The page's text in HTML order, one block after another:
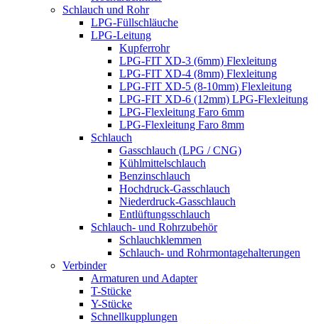
Schlauch und Rohr
LPG-Füllschläuche
LPG-Leitung
Kupferrohr
LPG-FIT XD-3 (6mm) Flexleitung
LPG-FIT XD-4 (8mm) Flexleitung
LPG-FIT XD-5 (8-10mm) Flexleitung
LPG-FIT XD-6 (12mm) LPG-Flexleitung
LPG-Flexleitung Faro 6mm
LPG-Flexleitung Faro 8mm
Schlauch
Gasschlauch (LPG / CNG)
Kühlmittelschlauch
Benzinschlauch
Hochdruck-Gasschlauch
Niederdruck-Gasschlauch
Entlüftungsschlauch
Schlauch- und Rohrzubehör
Schlauchklemmen
Schlauch- und Rohrmontagehalterungen
Verbinder
Armaturen und Adapter
T-Stücke
Y-Stücke
Schnellkupplungen